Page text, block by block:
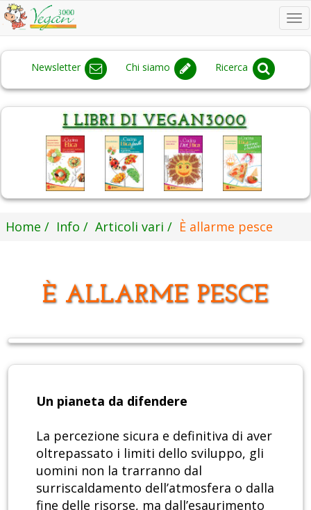
Newsletter Chi siamo Ricerca
Home Info Articoli vari È allarme pesce
È ALLARME PESCE
Un pianeta da difendere
La percezione sicura e definitiva di aver
oltrepassato i limiti dello sviluppo, gli
uomini non la trarranno dal
surriscaldamento dell’atmosfera o dalla
fine delle risorse, ma dall’esaurimento